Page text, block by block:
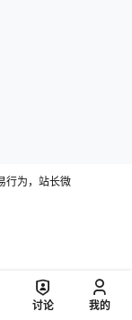
行为，站长微
讨论 我的